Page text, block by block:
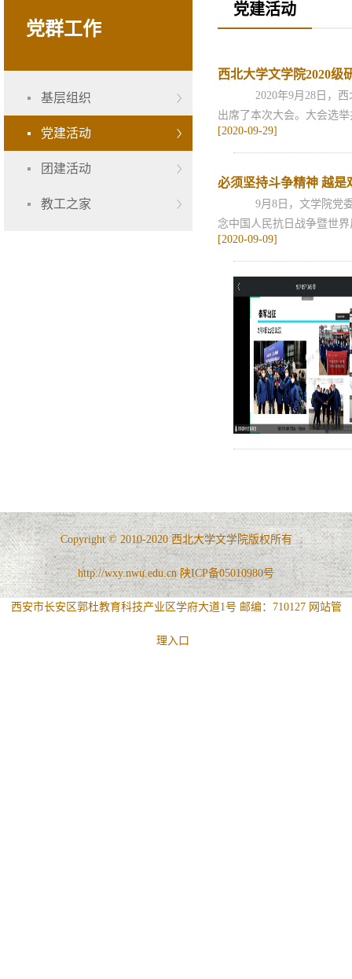
党群工作
基层组织
党建活动
团建活动
教工之家
党建活动
西北大学文学院2020级
2020年9月28日，西
出席了本次大会。大会选
[2020-09-29]
必须坚持斗争精神 越
9月8日，文学院党委
念中国人民抗日战争暨世
[2020-09-09]
Copyright © 2010-2020 西北大学文学院版权所有
http://wxy.nwu.edu.cn 陕ICP备05010980号
西安市长安区郭杜教育科技产业区学府大道1号 邮编：710127 网站管
理入口